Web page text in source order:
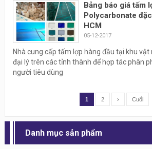
Bảng báo giá tấm
Polycarbonate
HCM
05-12-2017
Nhà cung cấp tấm lợp hàng đầu tại khu
đại lý trên các tỉnh thành để hợp tác phân
người tiêu dùng
1 2 › Cuối
Danh mục sản phẩm